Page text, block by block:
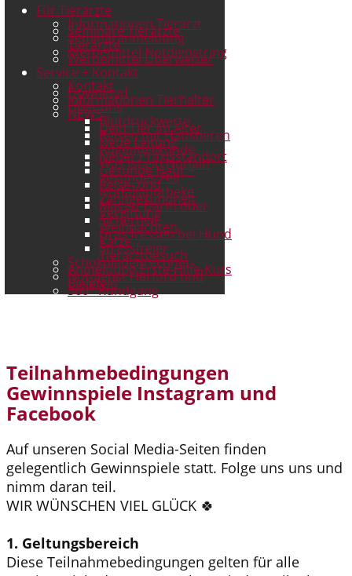
Für Tierärzte
Informationen Tierarzt
Seminare Tierärzte
Seminaranmeldung
Tierärzte
Werbemittel Notdienstring
Werbemittel Überweiser
Service + Kontakt
Kontakt
Download
Informationen Tierhalter
Über uns
NEWSBlutdruckwerte
Dein Tier im Alter
Reisen mit Haustieren
Neue Leitung
Augenheilkunde
Neuer Praxisstandort
Was ist ein Notfall?
Gesunde Haut +
gesundes Fell
Reise- und
Notfallapotheke
Zahngesundheit
Magen-Darm oder
Vergiftung
Sicherheit
Weihnachten
Gras fressen bei Hund
Katze
Stressfreier
Tierarztbesuch
Schokoladenrechner
Anmeldung Erste-Hilfe-Kurs
Notdienst Herford und
Bielefeld
360°-Rundgang
Teilnahmebedingungen
Gewinnspiele Instagram und
Facebook
Auf unseren Social Media-Seiten finden
gelegentlich Gewinnspiele statt. Folge uns uns und
nimm daran teil.
WIR WÜNSCHEN VIEL GLÜCK 🍀
1. Geltungsbereich
Diese Teilnahmebedingungen gelten für alle